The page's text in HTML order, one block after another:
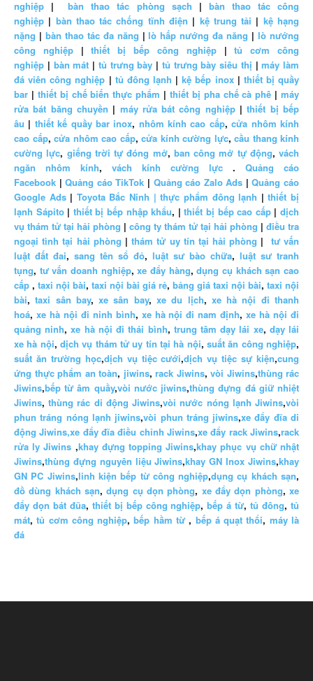
nghiệp |bàn thao tác phòng sạch | bàn thao tác công
nghiệp | bàn thao tác chống tĩnh điện | kệ trung tải | kệ hạng
nặng | bàn thao tác đa năng |lò hấp nướng đa năng |lò nướng
công nghiệp|thiết bị bếp công nghiệp|tủ cơm công
nghiệp | bàn mát | tủ trưng bày | tủ trưng bày siêu thị |máy làm
đá viên công nghiệp | tủ đông lạnh |kệ bếp inox| thiết bị quầy
bar | thiết bị chế biến thực phẩm | thiết bị pha chế cà phê | máy
rửa bát băng chuyền | máy rửa bát công nghiệp|thiết bị bếp
âu | thiết kế quầy bar inox, nhôm kính cao cấp,cửa nhôm kính
cao cấp, cửa nhôm cao cấp, cửa kính cường lực, cầu thang kính
cường lực, giếng trời tự đóng mở, ban công mở tự động, vách
ngăn nhôm kính, vách kính cường lực . Quảng cáo
Facebook |Quảng cáo TikTok | Quảng cáo Zalo Ads |Quảng cáo
Google Ads| Toyota Bắc Ninh | thực phẩm đông lạnh |thiết bị
lạnh Sápito | thiết bị bếp nhập khẩu, |thiết bị bếp cao cấp|dịch
vụ thám tử tại hải phòng | công ty thám tử tại hải phòng | điều tra
ngoại tình tại hải phòng |thám tử uy tín tại hải phòng | tư vấn
luật đất đai, sang tên sổ đỏ, luật sư bào chữa, luật sư tranh
tụng, tư vấn doanh nghiệp,xe đẩy hàng,dụng cụ khách sạn cao
cấp , taxi nội bài, taxi nội bài giá rẻ, bảng giá taxi nội bài, taxi nội
bài,taxi sân bay,xe sân bay,xe du lịch, xe hà nội đi thanh
hoá, xe hà nội đi ninh bình, xe hà nội đi nam định,xe hà nội đi
quảng ninh,xe hà nội đi thái bình, trung tâm dạy lái xe, dạy lái
xe hà nội,dịch vụ thám tử uy tín tại hà nội,suất ăn công nghiệp,
suất ăn trường học,dịch vụ tiệc cưới,dịch vụ tiệc sự kiện,cung
ứng thực phẩm an toàn, jiwins, rack Jiwins, vòi Jiwins,thùng rác
Jiwins,bếp từ âm quầy,vòi nước jiwins,thùng đựng đá giữ nhiệt
Jiwins,thùng rác di động Jiwins,vòi nước nóng lạnh Jiwins,vòi
phun tráng nóng lạnh jiwins,vòi phun tráng jiwins,xe đẩy đĩa di
động Jiwins,xe đẩy đĩa điều chỉnh Jiwins,xe đẩy rack Jiwins,rack
rửa ly Jiwins ,khay đựng topping Jiwins,khay phục vụ chữ nhật
Jiwins,thùng đựng nguyên liệu Jiwins,khay GN Inox Jiwins,khay
GN PC Jiwins,linh kiện bếp từ công nghiệp,dụng cụ khách sạn,
đồ dùng khách sạn,dụng cụ dọn phòng, xe đẩy dọn phòng,xe
đẩy dọn bát đũa, thiết bị bếp công nghiệp,bếp á từ,tủ đông,tủ
mát,tủ cơm công nghiệp,bếp hầm từ , bếp á quạt thổi, máy là
đá